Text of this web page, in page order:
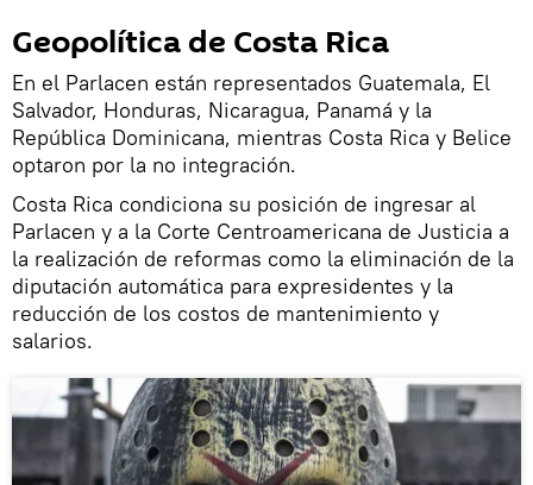
Geopolítica de Costa Rica
En el Parlacen están representados Guatemala, El
Salvador, Honduras, Nicaragua, Panamá y la
República Dominicana, mientras Costa Rica y Belice
optaron por la no integración.
Costa Rica condiciona su posición de ingresar al
Parlacen y a la Corte Centroamericana de Justicia a
la realización de reformas como la eliminación de la
diputación automática para expresidentes y la
reducción de los costos de mantenimiento y
salarios.